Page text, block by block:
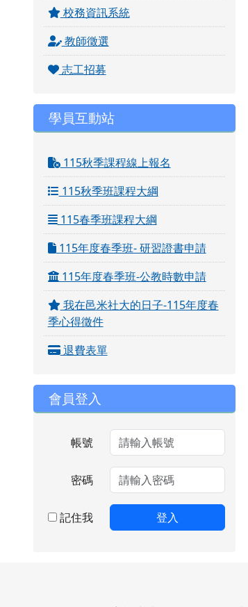
校務資訊系統
教師徵選
志工招募
學員互動站
115秋季課程線上報名
115秋季班課程大綱
115春季班課程大綱
115年度春季班- 研習證書申請
115年度春季班-公教時數申請
我在邑米社大的日子-115年度春
季心得徵件
退費表單
會員登入
帳號
密碼
記住我 登入